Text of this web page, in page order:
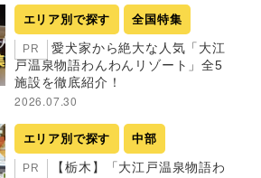
エリア別で探す 全国特集
PR
愛犬家から絶大な人気「大江
戸温泉物語わんわんリゾート」全5
施設を徹底紹介！
2026.07.30
エリア別で探す 中部
PR
【栃木】「大江戸温泉物語わ